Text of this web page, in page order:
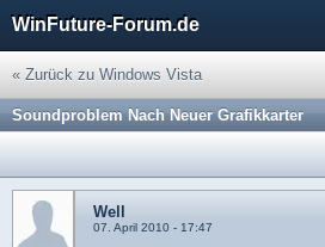
WinFuture-Forum.de
« Zurück zu Windows Vista
Soundproblem Nach Neuer Grafikkarter
Well
07. April 2010 - 17:47